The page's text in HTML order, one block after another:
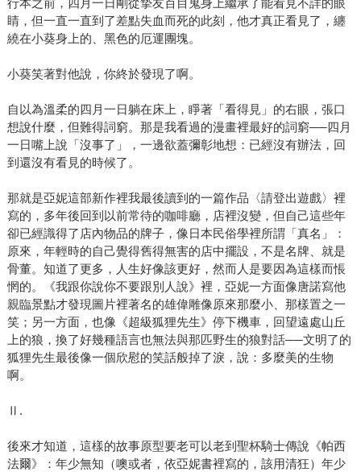
行本之前，四月一日剛從摯友百目鬼身上繼承了能看見不詳的眼
睛，但一直一直到了差點失血而死的此刻，他才真正看見了，纏
繞在小葵身上的、黑色的厄運團塊。
小葵笑著對他說，你終於發現了啊。
自以為溫柔的四月一日躺在床上，睜著「看得見」的右眼，張口
想說什麼，但難得詞窮。那是我看過的漫畫裡最好的詞窮──四月
一日嘴上說「沒事了」，一邊欲蓋彌彰地想：已經沒有辦法，回
到還沒有看見的時候了。
那就是亞妮這部新作裡我最後讀到的一篇作品〈請登出遊戲〉裡
寫的，多年後回到以前常待的咖啡廳，店裡沒變，但自己這些年
卻已經識得了店內物品的牌子，像日本民俗學裡所謂「真名」：
原來，年輕時的自己覺得舊得無害的店中擺設，不是名牌、就是
骨董。知道了更多，人生好像該更好，然而人是要因為這樣而悵
惘的。《我跟你說你不要跟別人說》裡，亞妮一方面像唐諾寫他
親臨景點才發現圖片裡著名的雄偉雕像原來那麼小、那樣置之一
笑；另一方面，也像《超級狐狸先生》停下機車，回望遠處山丘
上的狼，換了好幾種語言也無法與那匹野生的狼對話──文明了的
狐狸先生最後像一個欣慰的笑話般掉了淚，說：多麼美的生物
啊。
Ⅱ.
後來才知道，這樣的故事原型要老可以老到聖杯騎士傳說《帕西
法爾》：年少無知（噢或者，依亞妮書裡寫的，該用清狂）年少